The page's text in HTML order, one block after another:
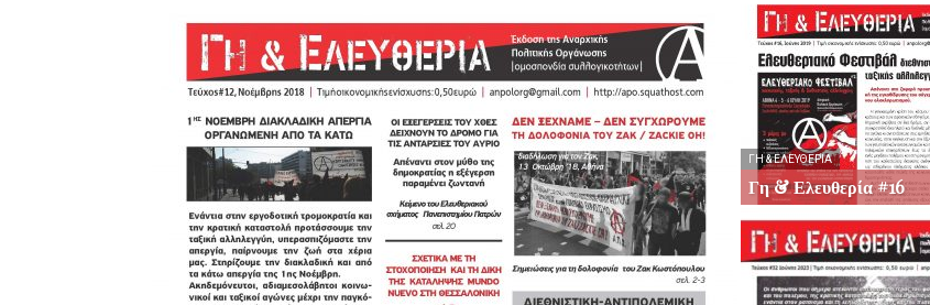
Οργάνωση
ΓΗ & ΕΛΕΥΘΕΡΊΑ
Γη & Ελευθερία #16